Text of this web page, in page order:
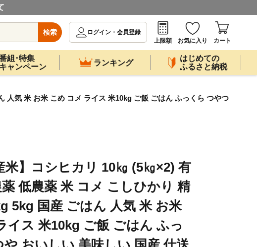
検索
ログイン・会員登録
上限額
お気に入り カート
組･特集
キャンペーン
ランキング
はじめての
ふるさと納税
人気 米 お米 こめ コメ ライス 米10kg ご飯 ごはん ふっくら つやつ
米】コシヒカリ 10㎏ (5㎏×2) 有
低農薬 米 コメ こしひかり 精
5kg 国産 ごはん 人気 米 お米
イス 米10kg ご飯 ごはん ふっ